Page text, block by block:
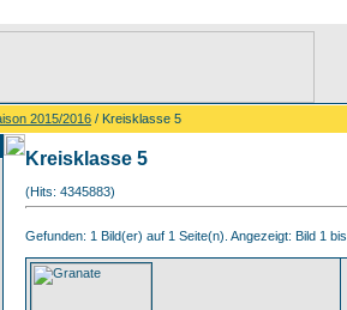
2015/2016 / Kreisklasse 5
Kreisklasse 5
(Hits: 4345883)
Gefunden: 1 Bild(er) auf 1 Seite(n). Angezeigt: Bild 1